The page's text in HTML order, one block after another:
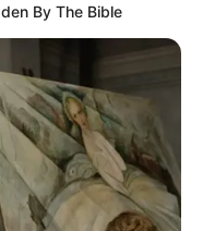
By The Bible